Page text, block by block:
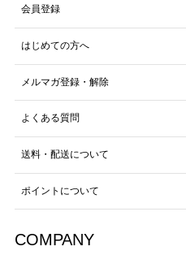
会員登録
はじめての方へ
メルマガ登録・解除
よくある質問
送料・配送について
ポイントについて
COMPANY